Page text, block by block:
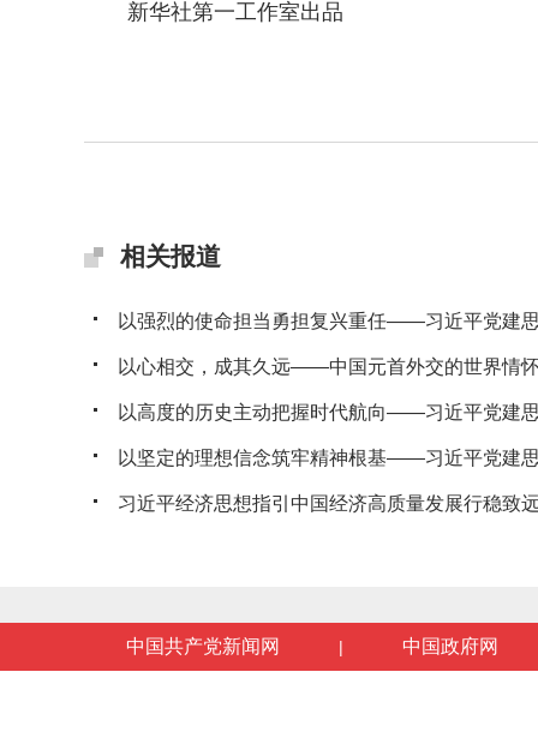
新华社第一工作室出品
相关报道
以强烈的使命担当勇担复兴重任——习近平党建
以心相交，成其久远——中国元首外交的世界情
以高度的历史主动把握时代航向——习近平党建
以坚定的理想信念筑牢精神根基——习近平党建
习近平经济思想指引中国经济高质量发展行稳致
中国共产党新闻网 | 中国政府网